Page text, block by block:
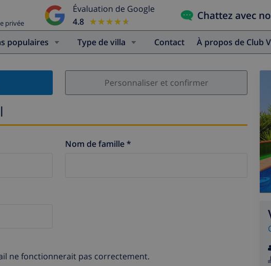
privée
Évaluation de Google
4.8 ★★★★★
★★★★★ Chattez avec
populaires Type de villa Contact À propos de Club
Personnaliser et confirmer
Nom de famille *
ne fonctionnerait pas correctement.